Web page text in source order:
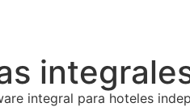
integral para hoteles